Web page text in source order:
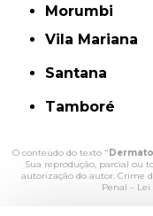
Morumbi
Vila Mariana
Santana
Tamboré
O conteúdo do texto "
Sua reprodução, parcial ou
autorização do autor. Crime
Penal – Lei